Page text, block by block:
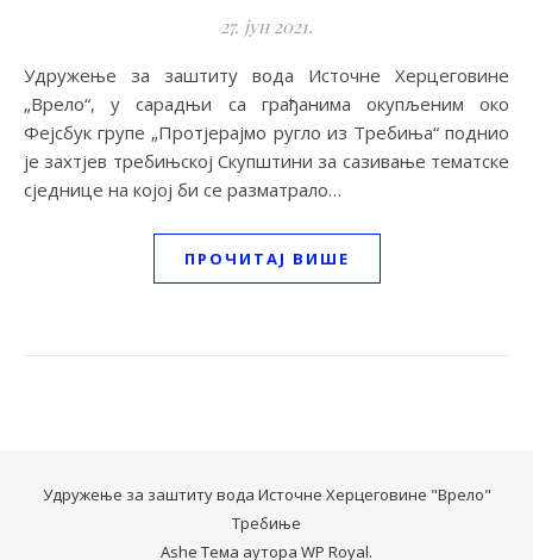
27. јун 2021.
Удружење за заштиту вода Источне Херцеговине
„Врело“, у сарадњи са грађанима окупљеним око
Фејсбук групе „Протјерајмо ругло из Требиња“ поднио
је захтјев требињској Скупштини за сазивање тематске
сједнице на којој би се разматрало…
ПРОЧИТАЈ ВИШЕ
Удружење за заштиту вода Источне Херцеговине "Врело"
Требиње
Ashe Тема аутора WP Royal.